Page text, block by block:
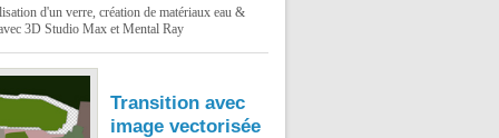
d'un verre, création de matériaux eau &
3D Studio Max et Mental Ray
Transition avec
image vectorisée